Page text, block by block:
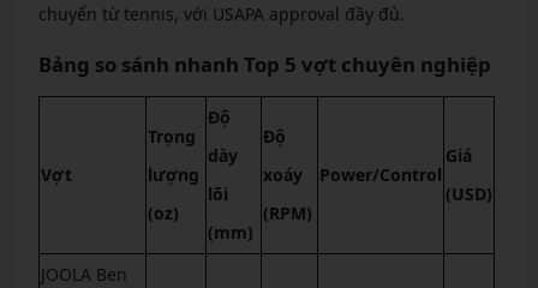
chuyển từ tennis, với USAPA approval đầy đủ.
Bảng so sánh nhanh Top 5 vợt chuyên nghiệp
Vợt
Trọng
lượng
(oz)
Độ
dày
lõi
(mm)
Độ
xoáy
(RPM)
Power/Control
Giá
(USD)
JOOLA Ben